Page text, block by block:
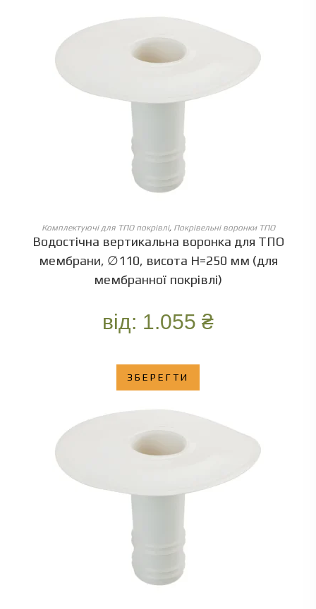
ОБЕРІТЬ ОПЦІЇ
Комплектуючі для ТПО покрівлі, Покрівельні воронки ТПО
Водостічна вертикальна воронка для ТПО
мембрани, ∅110, висота Н=250 мм (для
мембранної покрівлі)
від: 1.055 ₴
ЗБЕРЕГТИ